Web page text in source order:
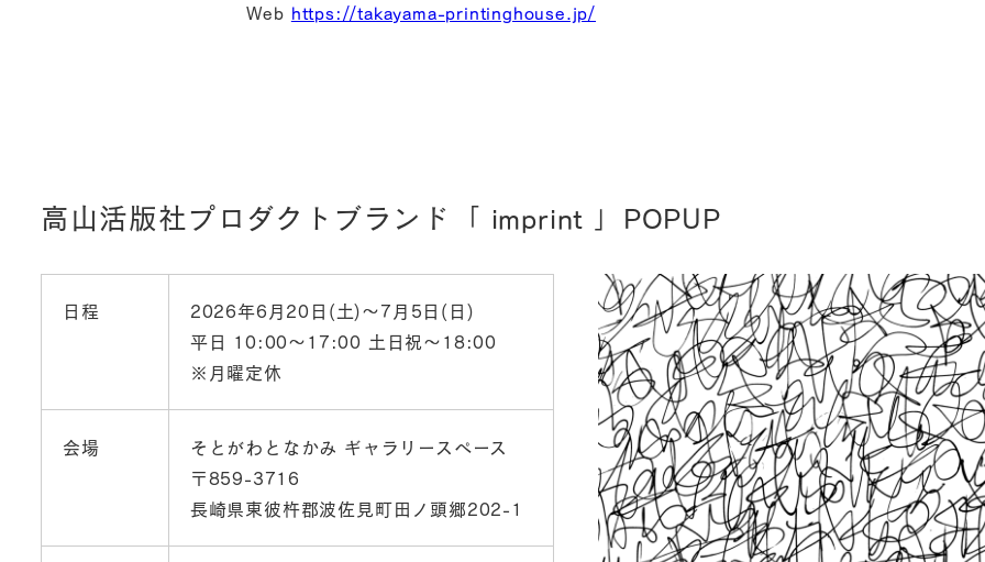
Web https://takayama-printinghouse.jp/
高山活版社プロダクトブランド「 imprint 」POPUP
日程
2026年6月20日(土)～7月5日(日)
平日 10:00～17:00 土日祝～18:00
※月曜定休
会場
そとがわとなかみ ギャラリースペース
〒859-3716
⻑崎県東彼杵郡波佐⾒町⽥ノ頭郷202-1